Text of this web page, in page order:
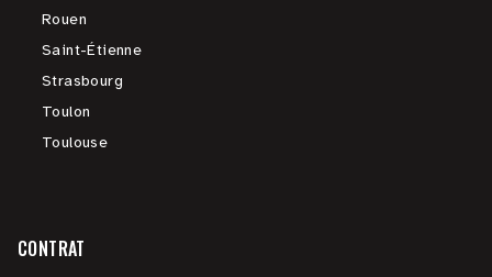
Rouen
Saint-Étienne
Strasbourg
Toulon
Toulouse
CONTRAT